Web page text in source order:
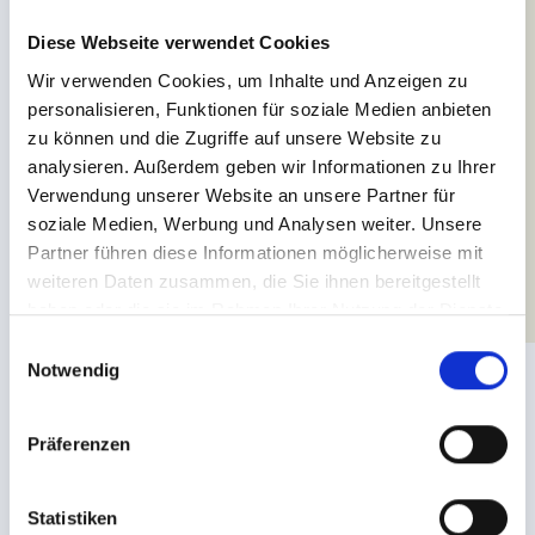
Diese Webseite verwendet Cookies
Wir verwenden Cookies, um Inhalte und Anzeigen zu
personalisieren, Funktionen für soziale Medien anbieten
zu können und die Zugriffe auf unsere Website zu
analysieren. Außerdem geben wir Informationen zu Ihrer
Verwendung unserer Website an unsere Partner für
soziale Medien, Werbung und Analysen weiter. Unsere
Partner führen diese Informationen möglicherweise mit
weiteren Daten zusammen, die Sie ihnen bereitgestellt
haben oder die sie im Rahmen Ihrer Nutzung der Dienste
Notwendig
Präferenzen
Statistiken
verkrijgbaar is bij de receptie van je hotel.